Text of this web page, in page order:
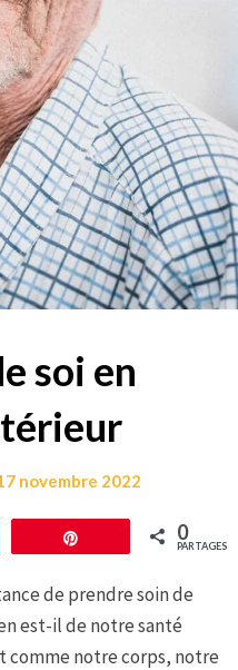
soi en
novembre 2022
0
PARTAGES
de prendre soin de
est-il de notre santé
notre corps, notre